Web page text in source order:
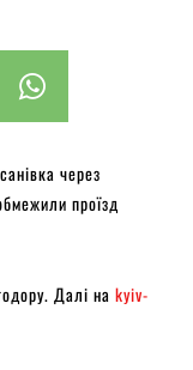
через
проїзд
Далі на kyiv-